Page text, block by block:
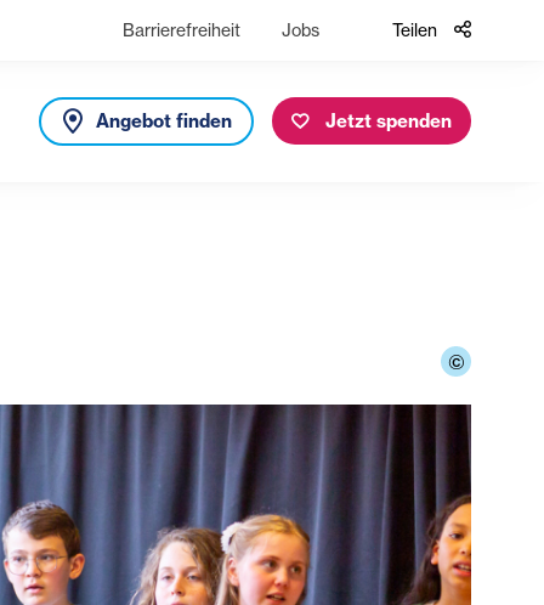
Barrierefreiheit Jobs Teilen
Angebot finden Jetzt spenden
©